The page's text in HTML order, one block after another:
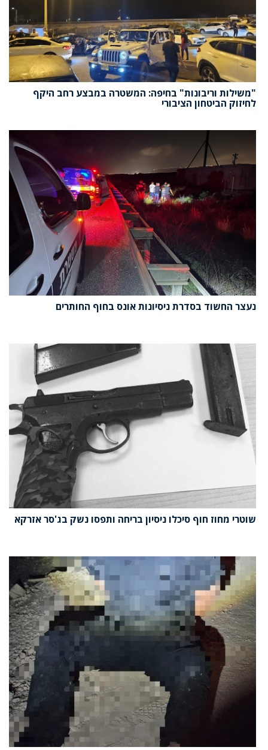
"משילות וריבונות" בחיפה: המשטרה במבצע רחב היקף
לחיזוק הביטחון הציבורי
נעצר החשוד בסדרת ניסיונות אונס בחוף החותרים
שוטרי מחוז חוף סיכלו ניסיון בריחה ותפסו נשק בג'סר אזרקא